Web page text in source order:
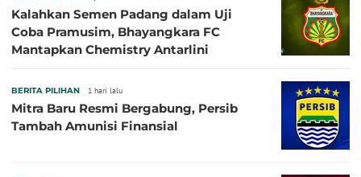
Kalahkan Semen Padang dalam Uji
Coba Pramusim, Bhayangkara FC
Mantapkan Chemistry Antarlini
BERITA PILIHAN 1 hari lalu
Mitra Baru Resmi Bergabung, Persib
Tambah Amunisi Finansial